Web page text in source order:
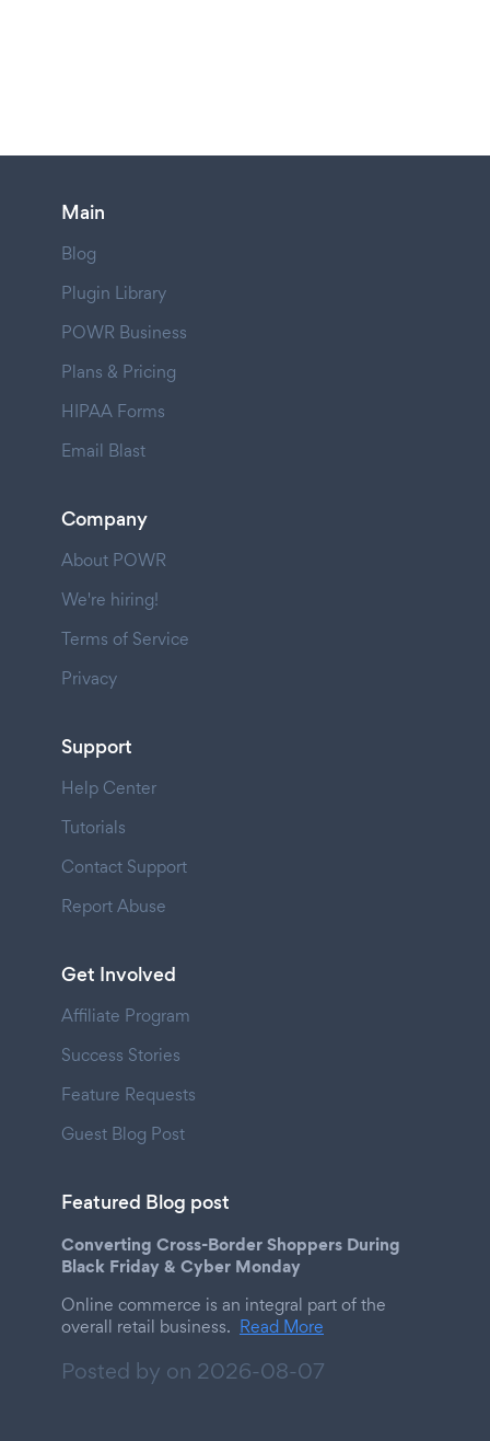
Main
Blog
Plugin Library
POWR Business
Plans & Pricing
HIPAA Forms
Email Blast
Company
About POWR
We're hiring!
Terms of Service
Privacy
Support
Help Center
Tutorials
Contact Support
Report Abuse
Get Involved
Affiliate Program
Success Stories
Feature Requests
Guest Blog Post
Featured Blog post
Converting Cross-Border Shoppers During
Black Friday & Cyber Monday
Online commerce is an integral part of the
overall retail business. Read More
Posted by on 2026-08-07